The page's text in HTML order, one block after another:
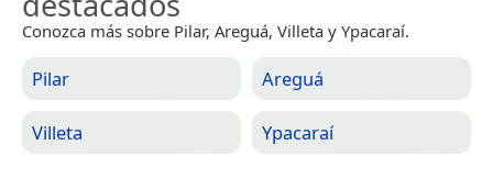
Conozca más sobre Pilar, Areguá, Villeta y Ypacaraí.
Pilar Areguá
Villeta Ypacaraí